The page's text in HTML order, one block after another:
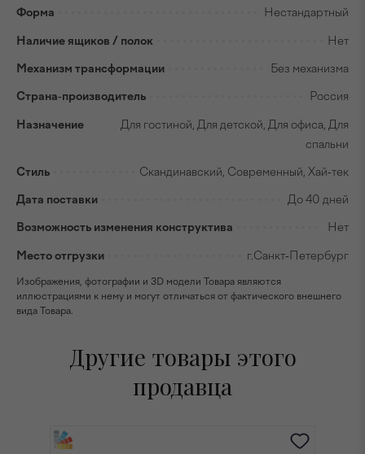
Форма Нестандартный
Наличие ящиков / полок Нет
Механизм трансформации Без механизма
Страна-производитель Россия
Назначение
Для гостиной, Для детской, Для офиса, Для
спальни
Стиль Скандинавский, Современный, Хай-тек
Дата поставки До 40 дней
Возможность изменения конструктива Нет
Место отгрузки г.Санкт-Петербург
Изображения, фотографии и 3D модели Товара являются
иллюстрациями к нему и могут отличаться от фактического внешнего
вида Товара.
Другие товары этого
продавца